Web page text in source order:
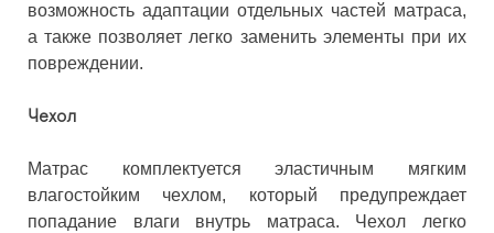
возможность адаптации отдельных частей матраса,
а также позволяет легко заменить элементы при их
повреждении.
Чехол
Матрас комплектуется эластичным мягким
влагостойким чехлом, который предупреждает
попадание влаги внутрь матраса. Чехол легко